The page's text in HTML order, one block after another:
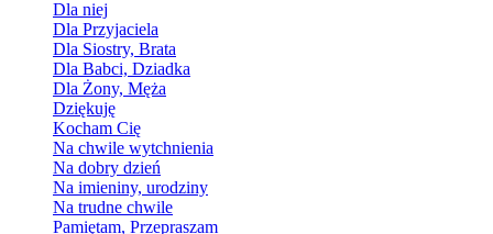
Dla niej
Dla Przyjaciela
Dla Siostry, Brata
Dla Babci, Dziadka
Dla Żony, Męża
Dziękuję
Kocham Cię
Na chwile wytchnienia
Na dobry dzień
Na imieniny, urodziny
Na trudne chwile
Pamiętam, Przepraszam